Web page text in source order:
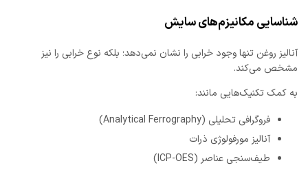
شناسایی مکانیزم‌های سایش
آنالیز روغن تنها وجود خرابی را نشان نمی‌دهد؛ بلکه نوع خرابی را نیز
مشخص می‌کند.
به کمک تکنیک‌هایی مانند:
فروگرافی تحلیلی (Analytical Ferrography)
آنالیز مورفولوژی ذرات
طیف‌سنجی عناصر (ICP-OES)